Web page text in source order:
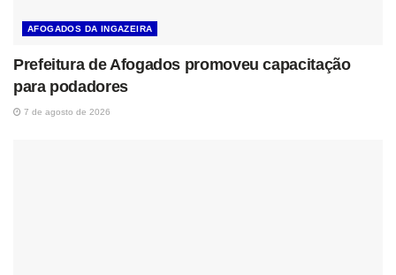
AFOGADOS DA INGAZEIRA
Prefeitura de Afogados promoveu capacitação
para podadores
7 de agosto de 2026